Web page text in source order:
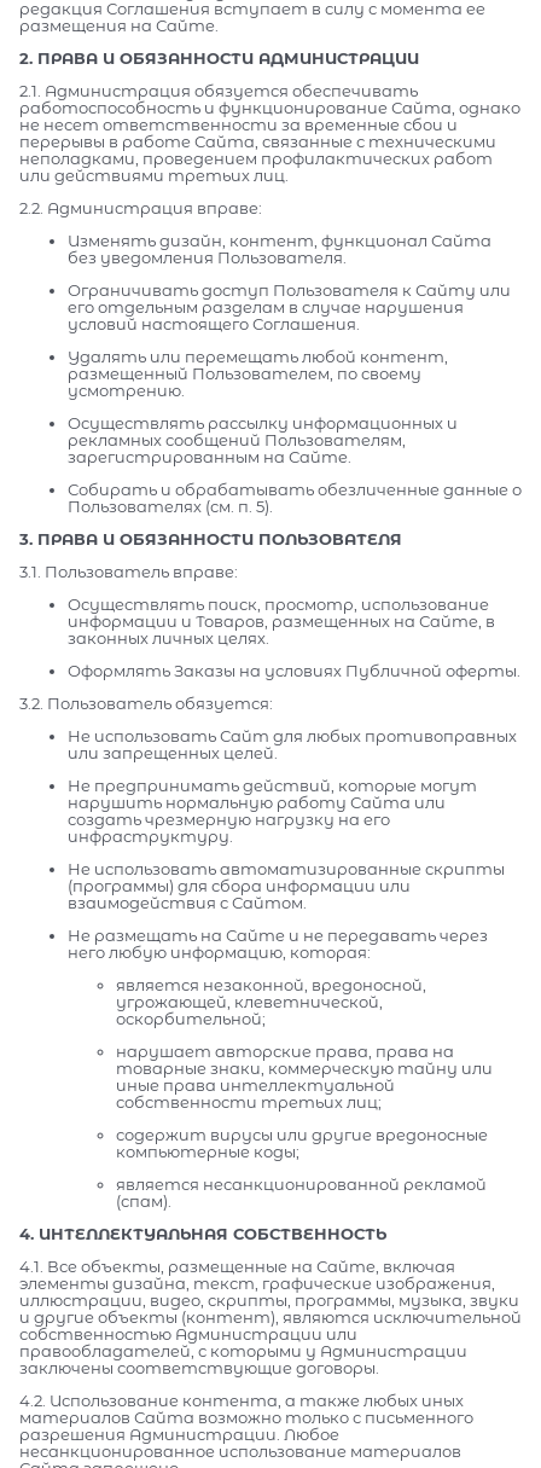
редакция Соглашения вступает в силу с момента ее
размещения на Сайте.
2. ПРАВА И ОБЯЗАННОСТИ АДМИНИСТРАЦИИ
2.1. Администрация обязуется обеспечивать
работоспособность и функционирование Сайта, однако
не несет ответственности за временные сбои и
перерывы в работе Сайта, связанные с техническими
неполадками, проведением профилактических работ
или действиями третьих лиц.
2.2. Администрация вправе:
Изменять дизайн, контент, функционал Сайта
без уведомления Пользователя.
Ограничивать доступ Пользователя к Сайту или
его отдельным разделам в случае нарушения
условий настоящего Соглашения.
Удалять или перемещать любой контент,
размещенный Пользователем, по своему
усмотрению.
Осуществлять рассылку информационных и
рекламных сообщений Пользователям,
зарегистрированным на Сайте.
Собирать и обрабатывать обезличенные данные о
Пользователях (см. п. 5).
3. ПРАВА И ОБЯЗАННОСТИ ПОЛЬЗОВАТЕЛЯ
3.1. Пользователь вправе:
Осуществлять поиск, просмотр, использование
информации и Товаров, размещенных на Сайте, в
законных личных целях.
Оформлять Заказы на условиях Публичной оферты.
3.2. Пользователь обязуется:
Не использовать Сайт для любых противоправных
или запрещенных целей.
Не предпринимать действий, которые могут
нарушить нормальную работу Сайта или
создать чрезмерную нагрузку на его
инфраструктуру.
Не использовать автоматизированные скрипты
(программы) для сбора информации или
взаимодействия с Сайтом.
Не размещать на Сайте и не передавать через
него любую информацию, которая:
является незаконной, вредоносной,
угрожающей, клеветнической,
оскорбительной;
нарушает авторские права, права на
товарные знаки, коммерческую тайну или
иные права интеллектуальной
собственности третьих лиц;
содержит вирусы или другие вредоносные
компьютерные коды;
является несанкционированной рекламой
(спам).
4. ИНТЕЛЛЕКТУАЛЬНАЯ СОБСТВЕННОСТЬ
4.1. Все объекты, размещенные на Сайте, включая
элементы дизайна, текст, графические изображения,
иллюстрации, видео, скрипты, программы, музыка, звуки
и другие объекты (контент), являются исключительной
собственностью Администрации или
правообладателей, с которыми у Администрации
заключены соответствующие договоры.
4.2. Использование контента, а также любых иных
материалов Сайта возможно только с письменного
разрешения Администрации. Любое
несанкционированное использование материалов